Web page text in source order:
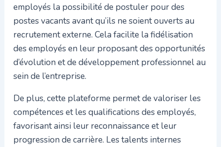
employés la possibilité de postuler pour des
postes vacants avant qu’ils ne soient ouverts au
recrutement externe. Cela facilite la fidélisation
des employés en leur proposant des opportunités
d’évolution et de développement professionnel au
sein de l’entreprise.
De plus, cette plateforme permet de valoriser les
compétences et les qualifications des employés,
favorisant ainsi leur reconnaissance et leur
progression de carrière. Les talents internes